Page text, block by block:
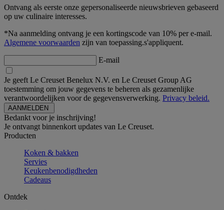
Ontvang als eerste onze gepersonaliseerde nieuwsbrieven gebaseerd
op uw culinaire interesses.
*Na aanmelding ontvang je een kortingscode van 10% per e-mail.
Algemene voorwaarden zijn van toepassing.s'appliquent.
E-mail
Je geeft Le Creuset Benelux N.V. en Le Creuset Group AG
toestemming om jouw gegevens te beheren als gezamenlijke
verantwoordelijken voor de gegevensverwerking. Privacy beleid.
Bedankt voor je inschrijving!
Je ontvangt binnenkort updates van Le Creuset.
Producten
Koken & bakken
Servies
Keukenbenodigdheden
Cadeaus
Ontdek